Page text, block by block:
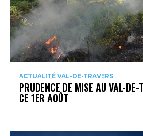
ACTUALITÉ VAL-DE-TRAVERS
PRUDENCE DE MISE AU VAL-DE-
CE 1ER AOÛT